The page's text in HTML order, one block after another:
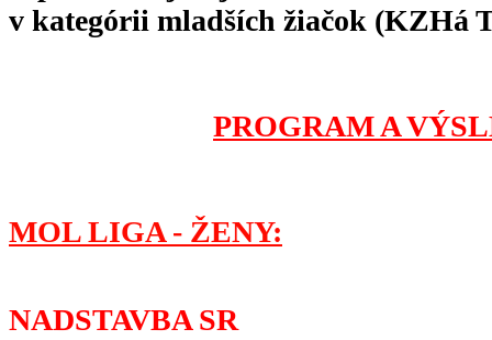
v kategórii mladších žiačok (KZHá
PROGRAM A
MOL LIGA - ŽENY:
NADSTAVBA SR